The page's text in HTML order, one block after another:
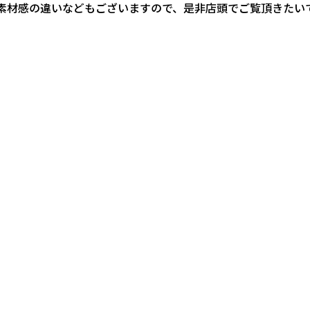
材感の違いなどもございますので、是非店頭でご覧頂きたい